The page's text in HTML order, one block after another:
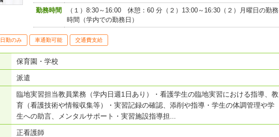
勤務時間
（１）8:30～16:00 休憩：60 分（２）13:00～16:30（２）月曜日の勤務
時間（学内での勤務日）
日勤のみ 車通勤可能 交通費支給
保育園・学校
派遣
臨地実習担当教員業務（学内日週1日あり）・看護学生の臨地実習における指導、教
育（看護技術や情報収集等）・実習記録の確認、添削や指導・学生の体調管理や学
生への助言、メンタルサポート・実習施設指導担...
正看護師